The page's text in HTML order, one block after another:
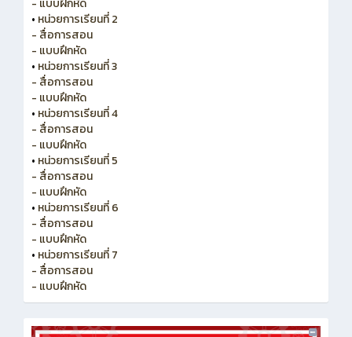
- แบบฝึกหัด
• หน่วยการเรียนที่ 2
- สื่อการสอน
- แบบฝึกหัด
• หน่วยการเรียนที่ 3
- สื่อการสอน
- แบบฝึกหัด
• หน่วยการเรียนที่ 4
- สื่อการสอน
- แบบฝึกหัด
• หน่วยการเรียนที่ 5
- สื่อการสอน
- แบบฝึกหัด
• หน่วยการเรียนที่ 6
- สื่อการสอน
- แบบฝึกหัด
• หน่วยการเรียนที่ 7
- สื่อการสอน
- แบบฝึกหัด